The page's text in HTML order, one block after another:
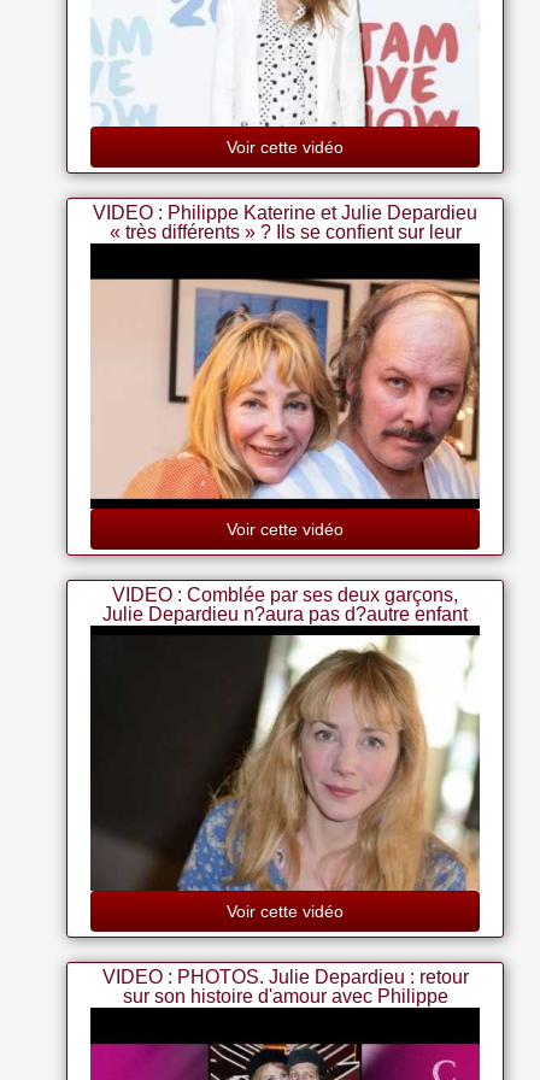
Voir cette vidéo
VIDEO : Philippe Katerine et Julie Depardieu
« très différents » ? Ils se confient sur leur
Voir cette vidéo
VIDEO : Comblée par ses deux garçons,
Julie Depardieu n?aura pas d?autre enfant
Voir cette vidéo
VIDEO : PHOTOS. Julie Depardieu : retour
sur son histoire d'amour avec Philippe